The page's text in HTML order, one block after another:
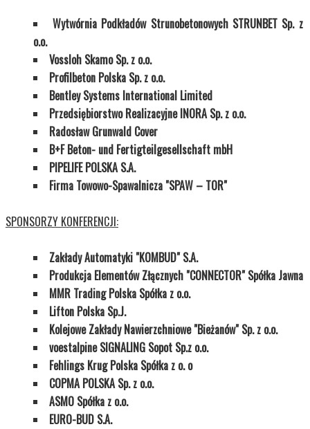
Wytwórnia Podkładów Strunobetonowych STRUNBET Sp. z
o.o.
Vossloh Skamo Sp. z o.o.
Profilbeton Polska Sp. z o.o.
Bentley Systems International Limited
Przedsiębiorstwo Realizacyjne INORA Sp. z o.o.
Radosław Grunwald Cover
B+F Beton- und Fertigteilgesellschaft mbH
PIPELIFE POLSKA S.A.
Firma Towowo-Spawalnicza "SPAW – TOR"
SPONSORZY KONFERENCJI:
Zakłady Automatyki "KOMBUD" S.A.
Produkcja Elementów Złącznych "CONNECTOR" Spółka Jawna
MMR Trading Polska Spółka z o.o.
Lifton Polska Sp.J.
Kolejowe Zakłady Nawierzchniowe "Bieżanów" Sp. z o.o.
voestalpine SIGNALING Sopot Sp.z o.o.
Fehlings Krug Polska Spółka z o. o
COPMA POLSKA Sp. z o.o.
ASMO Spółka z o.o.
EURO-BUD S.A.